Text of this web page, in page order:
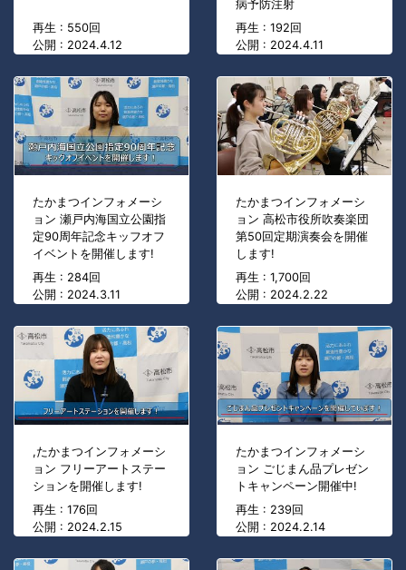
再生 : 550回
公開 : 2024.4.12
病予防注射
再生 : 192回
公開 : 2024.4.11
たかまつインフォメーシ
ョン 瀬戸内海国立公園指
定90周年記念キッフオフ
イベントを開催します!
再生 : 284回
公開 : 2024.3.11
たかまつインフォメーシ
ョン 高松市役所吹奏楽団
第50回定期演奏会を開催
します!
再生 : 1,700回
公開 : 2024.2.22
,たかまつインフォメーシ
ョン フリーアートステー
ションを開催します!
再生 : 176回
公開 : 2024.2.15
たかまつインフォメーシ
ョン ごじまん品プレゼン
トキャンペーン開催中!
再生 : 239回
公開 : 2024.2.14